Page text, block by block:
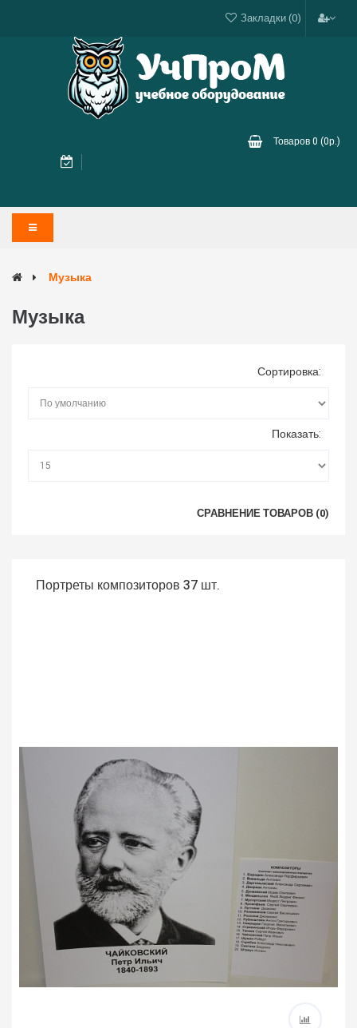
Закладки (0)
Товаров 0 (0р.)
Музыка
Музыка
Сортировка:
Показать:
СРАВНЕНИЕ ТОВАРОВ (0)
Портреты композиторов 37 шт.